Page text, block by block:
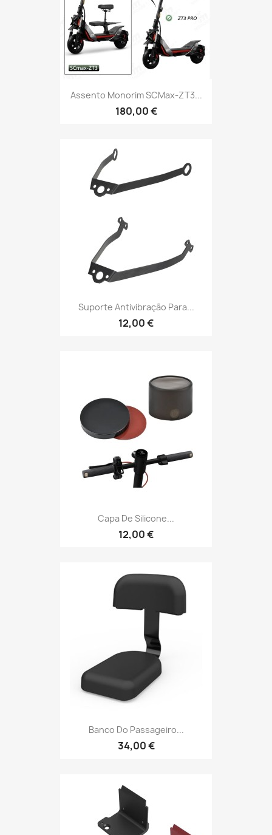
Assento Monorim SCMax-ZT3...
180,00 €
Suporte Antivibração Para...
12,00 €
Capa De Silicone...
12,00 €
Banco Do Passageiro...
34,00 €